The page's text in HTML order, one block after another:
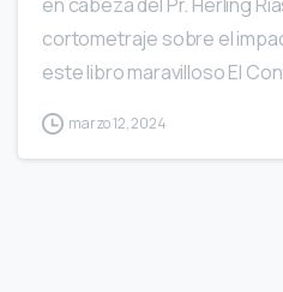
cortometraje sobre el
este libro maravilloso El
marzo 12, 2024